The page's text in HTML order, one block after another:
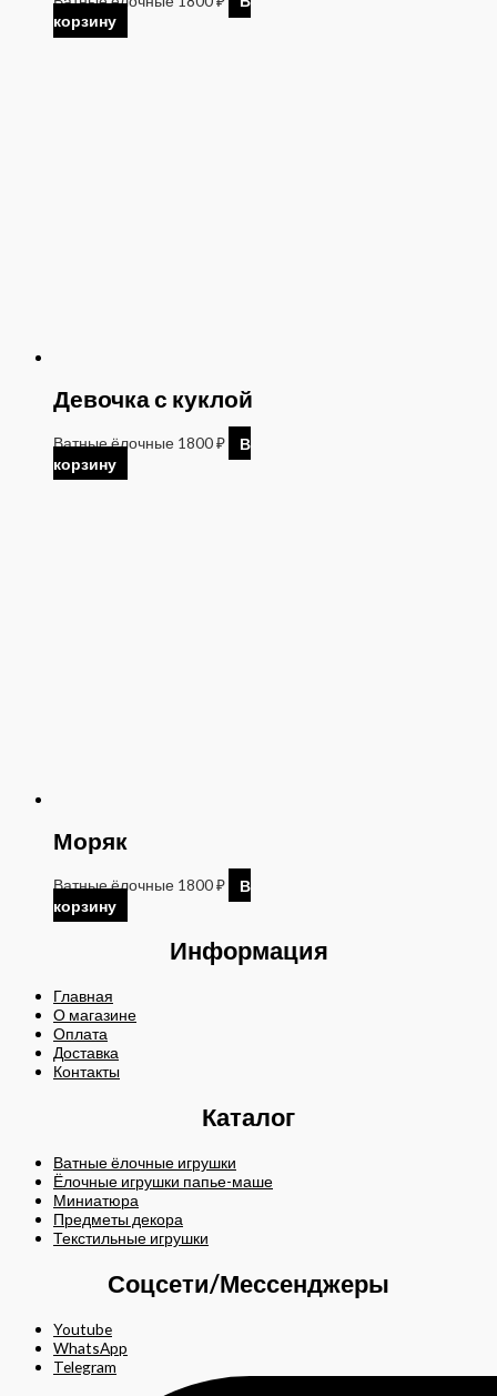
корзину
Девочка с куклой
Ватные ёлочные 1800₽
В
корзину
Моряк
Ватные ёлочные 1800₽
В
корзину
Информация
Главная
О магазине
Оплата
Доставка
Контакты
Каталог
Ватные ёлочные игрушки
Ёлочные игрушки папье-маше
Миниатюра
Предметы декора
Текстильные игрушки
Соцсети/Мессенджеры
Youtube
WhatsApp
Telegram